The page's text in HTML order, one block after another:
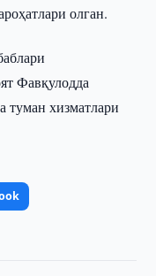
олган.
Фавқулодда
туман хизматлари